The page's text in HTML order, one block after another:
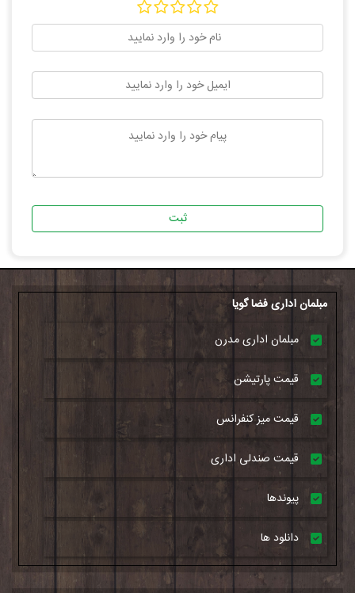
ثبت
مبلمان اداری فضا گویا
مبلمان اداری مدرن
قیمت پارتیشن
قیمت میز کنفرانس
قیمت صندلی اداری
پیوندها
دانلود ها